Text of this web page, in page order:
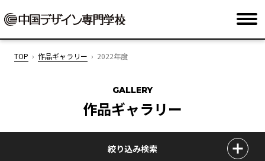
TOP 作品ギャラリー 2022年度
GALLERY
作品ギャラリー
絞り込み検索